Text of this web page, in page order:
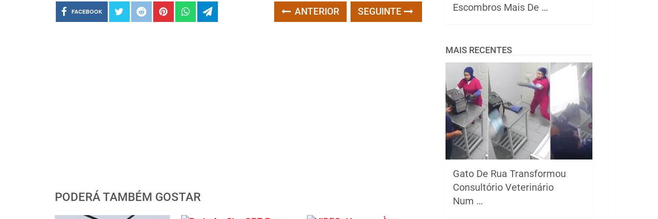
FACEBOOK ANTERIOR SEGUINTE
PODERÁ TAMBÉM GOSTAR
Escombros Mais De …
MAIS RECENTES
Gato De Rua Transformou
Consultório Veterinário
Num …